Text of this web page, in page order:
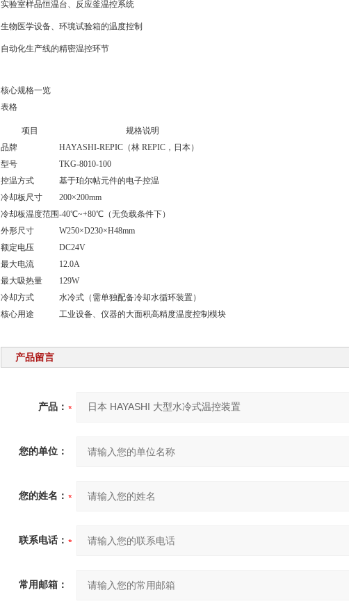
实验室样品恒温台、反应釜温控系统
生物医学设备、环境试验箱的温度控制
自动化生产线的精密温控环节
核心规格一览
表格
项目
规格说明
品牌
HAYASHI-REPIC（林 REPIC，日本）
型号
TKG-8010-100
控温方式
基于珀尔帖元件的电子控温
冷却板尺寸
200×200mm
冷却板温度范围-40℃~+80℃（无负载条件下）
外形尺寸
W250×D230×H48mm
额定电压
DC24V
最大电流
12.0A
最大吸热量
129W
冷却方式
水冷式（需单独配备冷却水循环装置）
核心用途
工业设备、仪器的大面积高精度温度控制模块
产品留言
产品：
您的单位：
您的姓名：
联系电话：
常用邮箱：